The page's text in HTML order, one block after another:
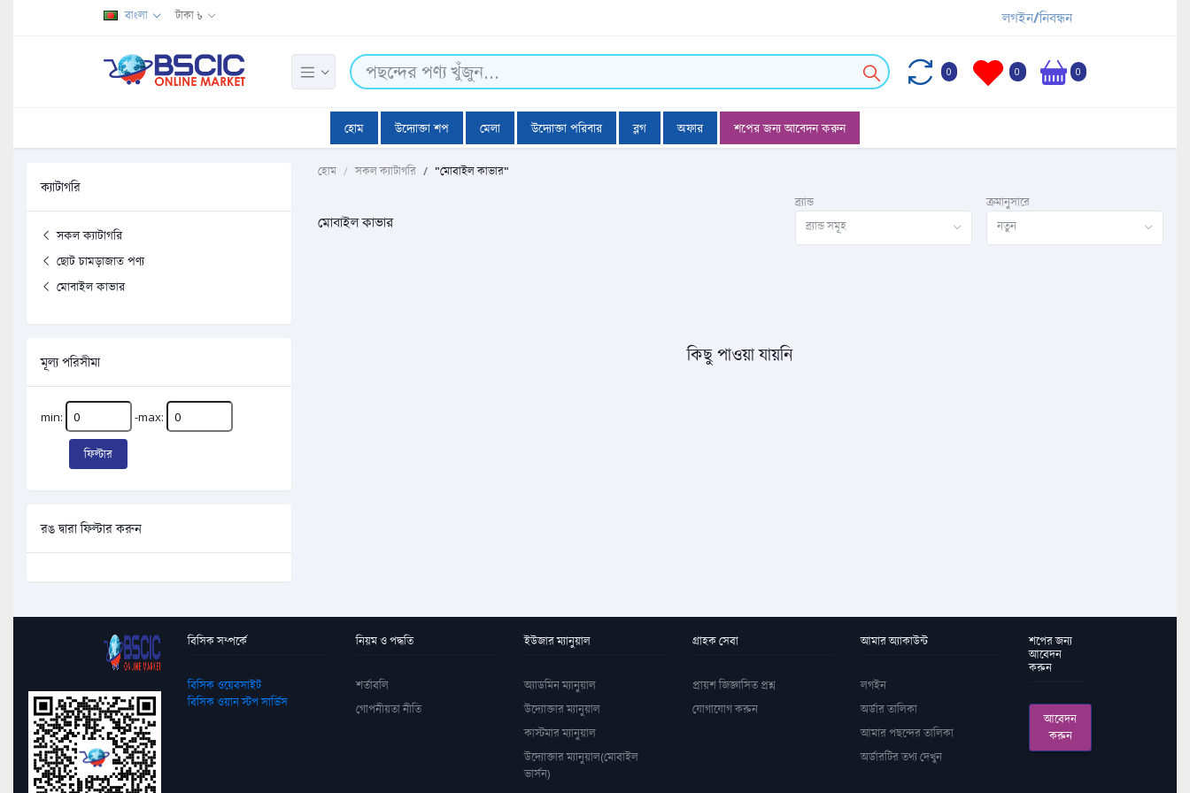
বাংলা টাকা ৳ লগইন/নিবন্ধন
0 0 0
হোম উদ্যোক্তা শপ মেলা উদ্যোক্তা পরিবার ব্লগ অফার শপের জন্য আবেদন করুন
ক্যাটাগরি
সকল ক্যাটাগরি
ছোট চামড়াজাত পণ্য
মোবাইল কাভার
মূল্য পরিসীমা
min: -max:
ফিল্টার
রঙ দ্বারা ফিল্টার করুন
হোম সকল ক্যাটাগরি "মোবাইল কাভার"
মোবাইল কাভার
ব্র্যান্ড
ব্র্যান্ড সমূহ
ক্রমানুসারে
নতুন
কিছু পাওয়া যায়নি
বিসিক সম্পর্কে
বিসিক ওয়েবসাইট
বিসিক ওয়ান স্টপ সার্ভিস
নিয়ম ও পদ্ধতি
শর্তাবলি
গোপনীয়তা নীতি
ইউজার ম্যানুয়াল
অ্যাডমিন ম্যানুয়াল
উদ্যোক্তার ম্যানুয়াল
কাস্টমার ম্যানুয়াল
উদ্যোক্তার ম্যানুয়াল(মোবাইল
ভার্সন)
গ্রাহক সেবা
প্রায়শ জিজ্ঞাসিত প্রশ্ন
যোগাযোগ করুন
আমার অ্যাকাউন্ট
লগইন
অর্ডার তালিকা
আমার পছন্দের তালিকা
অর্ডারটির তথ্য দেখুন
শপের জন্য
আবেদন
করুন
আবেদন
করুন